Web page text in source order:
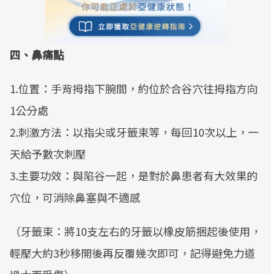
四、鼻痛點
1.位置：手背拇指下腕間，約位於合谷穴往拇指方向
1公分處
2.刺激方法：以指尖或牙籤束等，每回10次以上，一
天給予數次刺壓
3.主要功效：與陷谷一起，是對於鼻患者有大效果的
穴位，可消除鼻塞與不適感
（牙籤束：將10支左右的牙籤以橡皮筋捆起後使用，
輕壓大約3秒移開後再反覆幾次即可，記得避免力道